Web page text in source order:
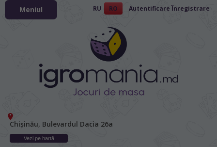
RU RO Autentificare Înregistrare
Chișinău, Bulevardul Dacia 26а
Vezi pe hartă
Meniul